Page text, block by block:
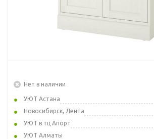
Нет в наличии
УЮТ Астана
Новосибирск, Лента
УЮТ в тц Апорт
УЮТ Алматы